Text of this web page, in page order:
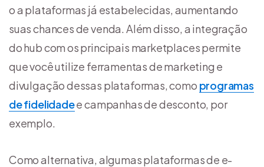
o a plataformas já estabelecidas, aumentando
suas chances de venda. Além disso, a integração
do hub com os principais marketplaces permite
que você utilize ferramentas de marketing e
divulgação dessas plataformas, como programas
de fidelidadee campanhas de desconto, por
exemplo.
Como alternativa, algumas plataformas de e-